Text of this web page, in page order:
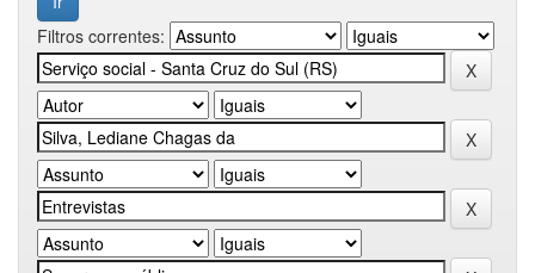
Filtros correntes: